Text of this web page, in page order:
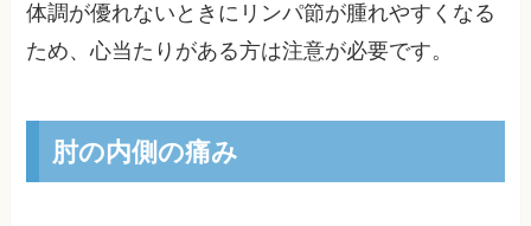
体調が優れないときにリンパ節が腫れやすくなる
ため、心当たりがある方は注意が必要です。
肘の内側の痛み